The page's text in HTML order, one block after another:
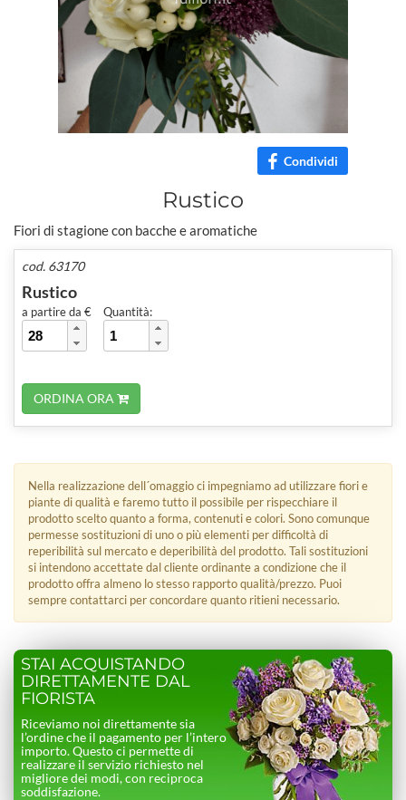
Condividi
Rustico
Fiori di stagione con bacche e aromatiche
cod. 63170
Rustico
a partire da € Quantità:
ORDINA ORA
Nella realizzazione dell´omaggio ci impegniamo ad utilizzare fiori e
piante di qualità e faremo tutto il possibile per rispecchiare il
prodotto scelto quanto a forma, contenuti e colori. Sono comunque
permesse sostituzioni di uno o più elementi per difficoltà di
reperibilità sul mercato e deperibilità del prodotto. Tali sostituzioni
si intendono accettate dal cliente ordinante a condizione che il
prodotto offra almeno lo stesso rapporto qualità/prezzo. Puoi
sempre contattarci per concordare quanto ritieni necessario.
STAI ACQUISTANDO
DIRETTAMENTE DAL
FIORISTA
Riceviamo noi direttamente sia
l’ordine che il pagamento per l’intero
importo. Questo ci permette di
realizzare il servizio richiesto nel
migliore dei modi, con reciproca
soddisfazione.